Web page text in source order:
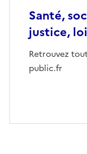
Santé,
justice,
Retrouvez
public.fr